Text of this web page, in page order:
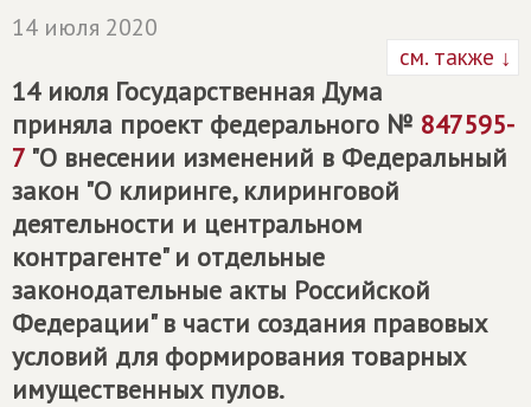
14 июля 2020
см. также ↓
14 июля Государственная Дума
приняла проект федерального № 847595-
7 "О внесении изменений в Федеральный
закон "О клиринге, клиринговой
деятельности и центральном
контрагенте" и отдельные
законодательные акты Российской
Федерации" в части создания правовых
условий для формирования товарных
имущественных пулов.